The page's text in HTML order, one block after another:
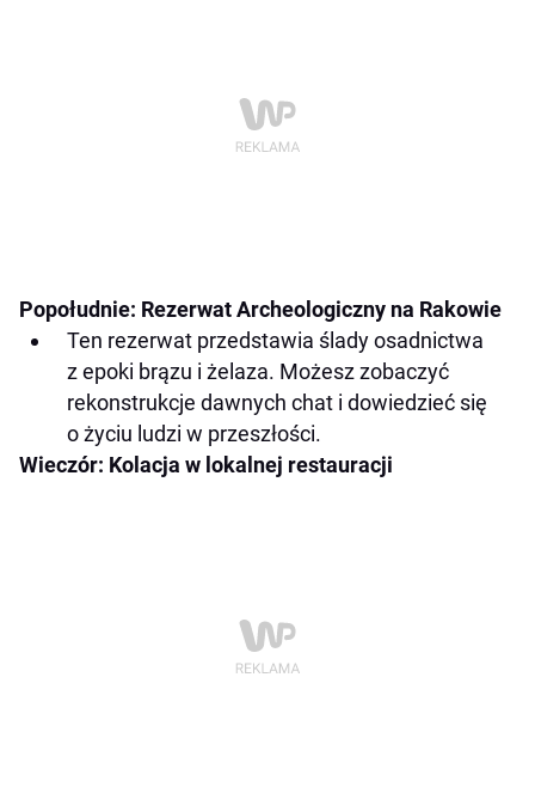
Popołudnie: Rezerwat Archeologiczny na Rakowie
Ten rezerwat przedstawia ślady osadnictwa
z epoki brązu i żelaza. Możesz zobaczyć
rekonstrukcje dawnych chat i dowiedzieć się
o życiu ludzi w przeszłości.
Wieczór: Kolacja w lokalnej restauracji